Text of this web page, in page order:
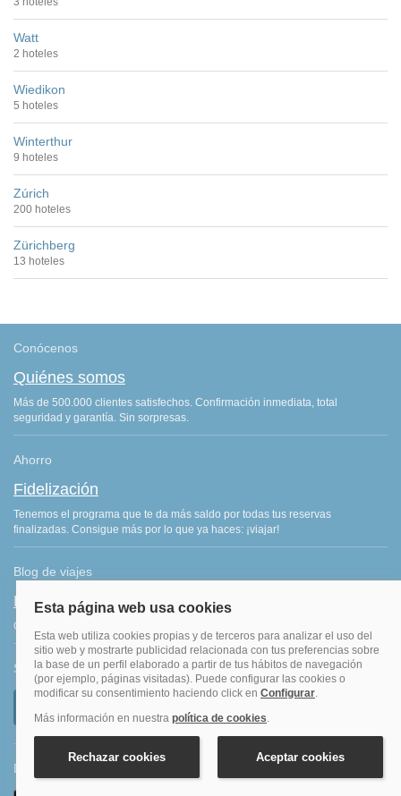
Watt
2 hoteles
Wiedikon
5 hoteles
Winterthur
9 hoteles
Zúrich
200 hoteles
Zürichberg
13 hoteles
Conócenos
Quiénes somos
Más de 500.000 clientes satisfechos. Confirmación inmediata, total
seguridad y garantía. Sin sorpresas.
Ahorro
Fidelización
Tenemos el programa que te da más saldo por todas tus reservas
finalizadas. Consigue más por lo que ya haces: ¡viajar!
Blog de viajes
Blog hoteles y viajes
Consejos de viajes, ofertas de hoteles y últimas noticias del sector.
Síguenos
Descarga nuestra APP